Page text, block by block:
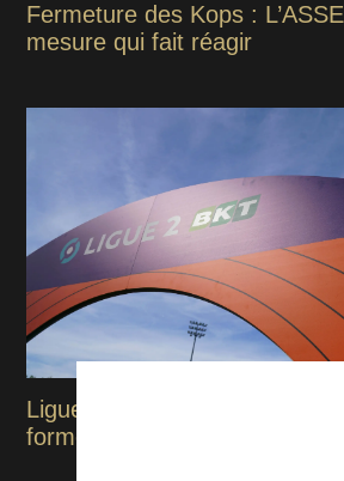
Fermeture des Kops :
mesure qui fait réagir
Ligue 2 : notre classement
forme avant le coup d'envoi